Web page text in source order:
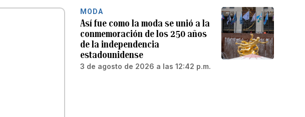
MODA
Así fue como la moda se unió a la
conmemoración de los 250 años
de la independencia
estadounidense
3 de agosto de 2026 a las 12:42 p.m.